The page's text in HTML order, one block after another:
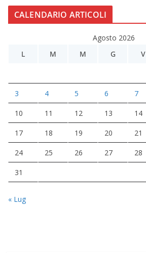
CALENDARIO ARTICOLI
Agosto 2026
L
M M G V
3 4 5 6 7
10 11 12 13 14
17 18 19 20 21
24 25 26 27 28
31
« Lug